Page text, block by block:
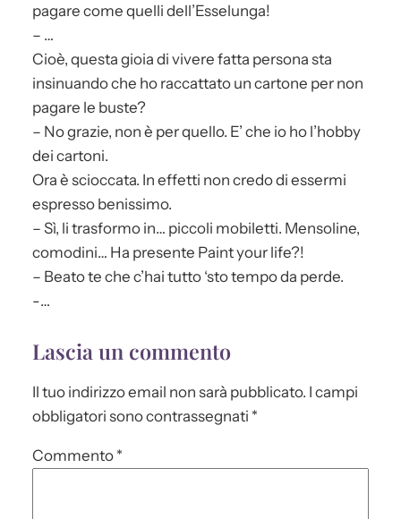
pagare come quelli dell’Esselunga!
– …
Cioè, questa gioia di vivere fatta persona sta
insinuando che ho raccattato un cartone per non
pagare le buste?
– No grazie, non è per quello. E’ che io ho l’hobby
dei cartoni.
Ora è scioccata. In effetti non credo di essermi
espresso benissimo.
– Sì, li trasformo in… piccoli mobiletti. Mensoline,
comodini… Ha presente Paint your life?!
– Beato te che c’hai tutto ‘sto tempo da perde.
-…
Lascia un commento
Il tuo indirizzo email non sarà pubblicato. I campi
obbligatori sono contrassegnati *
Commento *